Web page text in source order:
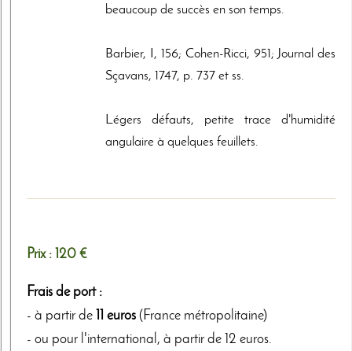
beaucoup de succès en son temps.
Barbier, I, 156; Cohen-Ricci, 951; Journal des
Sçavans, 1747, p. 737 et ss.
Légers défauts, petite trace d'humidité
angulaire à quelques feuillets.
Prix : 120 €
Frais de port :
- à partir de
11 euros (France métropolitaine)
- ou pour l'international, à partir de 12 euros.